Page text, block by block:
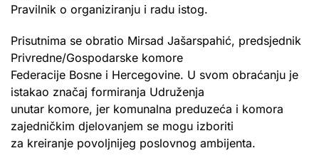
Pravilnik o organiziranju i radu istog.
Prisutnima se obratio Mirsad Jašarspahić, predsjednik
Privredne/Gospodarske komore
Federacije Bosne i Hercegovine. U svom obraćanju je
istakao značaj formiranja Udruženja
unutar komore, jer komunalna preduzeća i komora
zajedničkim djelovanjem se mogu izboriti
za kreiranje povoljnijeg poslovnog ambijenta.